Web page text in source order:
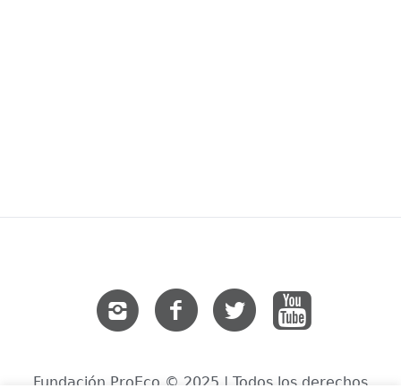
Fundación ProEco © 2025 | Todos los derechos